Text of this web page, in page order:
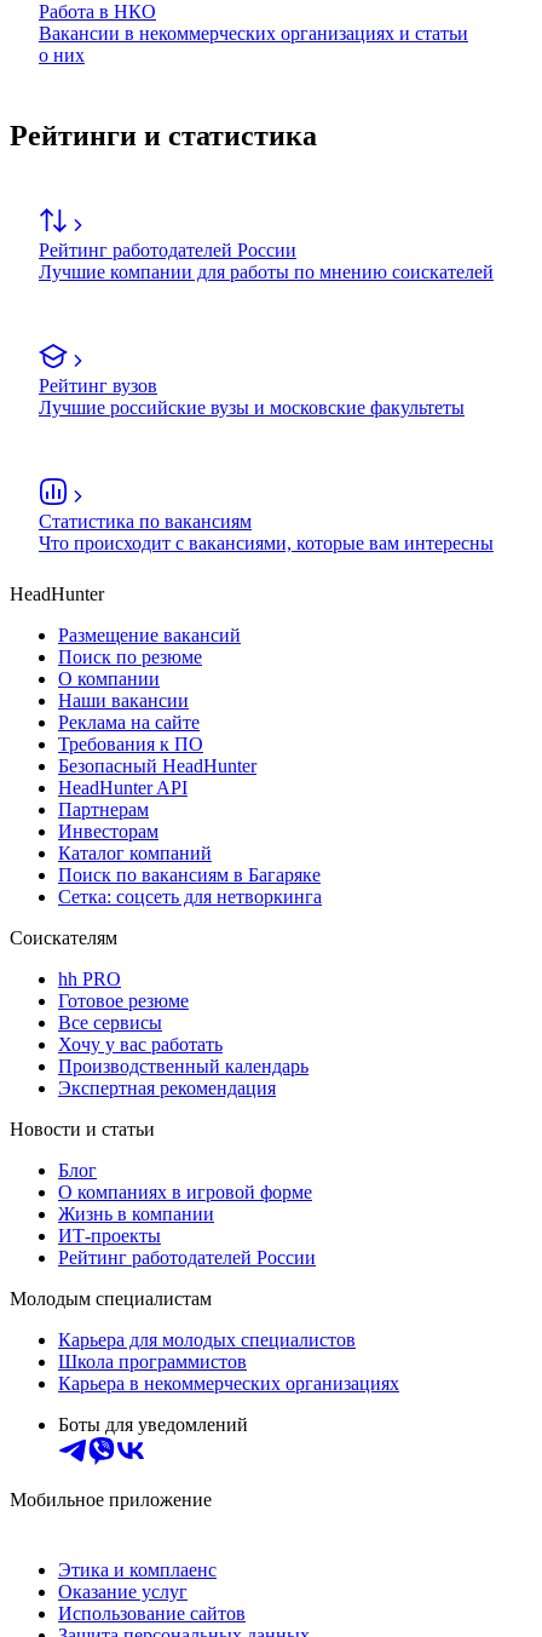
Работа в НКО
Вакансии в некоммерческих организациях и статьи
о них
Рейтинги и статистика
Рейтинг работодателей России
Лучшие компании для работы по мнению соискателей
Рейтинг вузов
Лучшие российские вузы и московские факультеты
Статистика по вакансиям
Что происходит с вакансиями, которые вам интересны
HeadHunter
Размещение вакансий
Поиск по резюме
О компании
Наши вакансии
Реклама на сайте
Требования к ПО
Безопасный HeadHunter
HeadHunter API
Партнерам
Инвесторам
Каталог компаний
Поиск по вакансиям в Багаряке
Сетка: соцсеть для нетворкинга
Соискателям
hh PRO
Готовое резюме
Все сервисы
Хочу у вас работать
Производственный календарь
Экспертная рекомендация
Новости и статьи
Блог
О компаниях в игровой форме
Жизнь в компании
ИТ-проекты
Рейтинг работодателей России
Молодым специалистам
Карьера для молодых специалистов
Школа программистов
Карьера в некоммерческих организациях
Боты для уведомлений
Мобильное приложение
Этика и комплаенс
Оказание услуг
Использование сайтов